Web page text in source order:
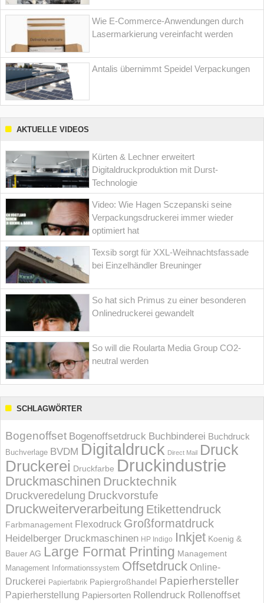
Wie E-Commerce-Anwendungen durch
Lasermarkierung vereinfacht werden
Antalis übernimmt Speidel Verpackungen
AKTUELLE VIDEOS
Kürten & Lechner erweitert
Digitaldruckproduktion mit Durst-
Technologie
Video: Wie Hagen Sczepanski seine
Verpackungsdruckerei immer wieder
optimiert hat
Texsib sorgt für XXL-Weihnachtsfassade
bei Einzelhändler Breuninger
So hat sich Primus zu einer besonderen
Onlinedruckerei gewandelt
So will die Roularta Media Group CO2-
neutral werden
SCHLAGWÖRTER
Bogenoffset Bogenoffsetdruck Buchbinderei Buchdruck
Buchverlage BVDM Digitaldruck Direct Mail Druck
Druckerei Druckfarbe Druckindustrie
Druckmaschinen Drucktechnik
Druckveredelung Druckvorstufe
Druckweiterverarbeitung Etikettendruck
Farbmanagement Flexodruck Großformatdruck
Heidelberger Druckmaschinen HP Indigo Inkjet Koenig &
Bauer AG Large Format Printing Management
Management Informations­system Offsetdruck Online-
Druckerei Papierfabrik Papiergroßhandel Papierhersteller
Papierherstellung Papiersorten Rollendruck Rollenoffset